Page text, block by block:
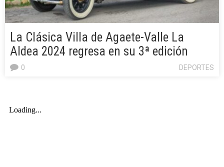
La Clásica Villa de Agaete-Valle La
Aldea 2024 regresa en su 3ª edición
DEPORTES
0